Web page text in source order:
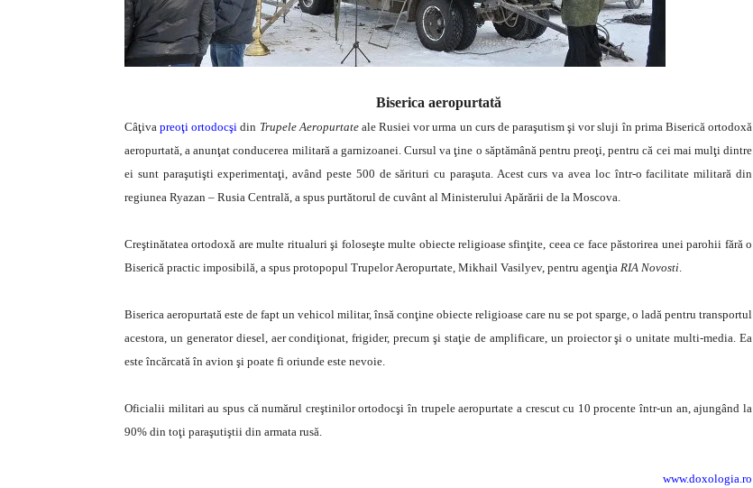
Biserica aeropurtată
Câţivapreoţi ortodocşidin Trupele Aeropurtateale Rusiei vor urma un curs de paraşutism şi vor sluji în prima Biserică ortodoxă
aeropurtată, a anunţat conducerea militară a garnizoanei. Cursul va ţine o săptămână pentru preoţi, pentru că cei mai mulţi dintre
ei sunt paraşutişti experimentaţi, având peste 500 de sărituri cu paraşuta. Acest curs va avea loc într-o facilitate militară din
regiunea Ryazan – Rusia Centrală, a spus purtătorul de cuvânt al Ministerului Apărării de la Moscova.
Creştinătatea ortodoxă are multe ritualuri şi foloseşte multe obiecte religioase sfinţite, ceea ce face păstorirea unei parohii fără o
Biserică practic imposibilă, a spus protopopul Trupelor Aeropurtate, Mikhail Vasilyev, pentru agenţia RIA Novosti.
Biserica aeropurtată este de fapt un vehicol militar, însă conţine obiecte religioase care nu se pot sparge, o ladă pentru transportul
acestora, un generator diesel, aer condiţionat, frigider, precum şi staţie de amplificare, un proiector şi o unitate multi-media. Ea
este încărcată în avion şi poate fi oriunde este nevoie.
Oficialii militari au spus că numărul creştinilor ortodocşi în trupele aeropurtate a crescut cu 10 procente într-un an, ajungând la
90% din toţi paraşutiştii din armata rusă.
www.doxologia.ro